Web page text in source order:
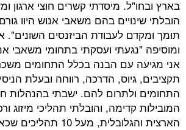
מיסדתי קשרים חוצי ארגון ומדינות,
בהם משאבי אנוש היוו גורם מקצועי,
לעבודת הביזנסים השונים". אומרת קזז,
ועסקתי בתחומי משאבי אנוש השונים,
עם הבנה בכלל התחומים משכר והטבות,
הדרכה, רווחה ובעלת הניסיון לחבר בין
להם. ישבתי בהנהלות חזקות
והובלתי תהליכי מיזוג ורכישה ברמת
מעל 10 תהליכים שכאלו".